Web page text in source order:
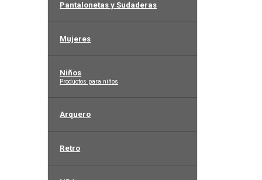
Pantalonetas y Sudaderas
Mujeres
Niños
–
Productos para niños
Arquero
Retro